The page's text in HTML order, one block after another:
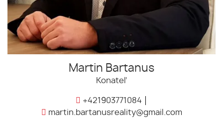
Martin Bartanus
Konateľ
+421903771084
martin.bartanusreality@gmail.com